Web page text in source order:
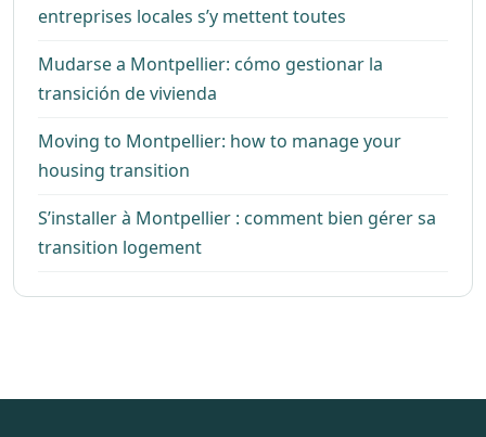
entreprises locales s’y mettent toutes
Mudarse a Montpellier: cómo gestionar la
transición de vivienda
Moving to Montpellier: how to manage your
housing transition
S’installer à Montpellier : comment bien gérer sa
transition logement